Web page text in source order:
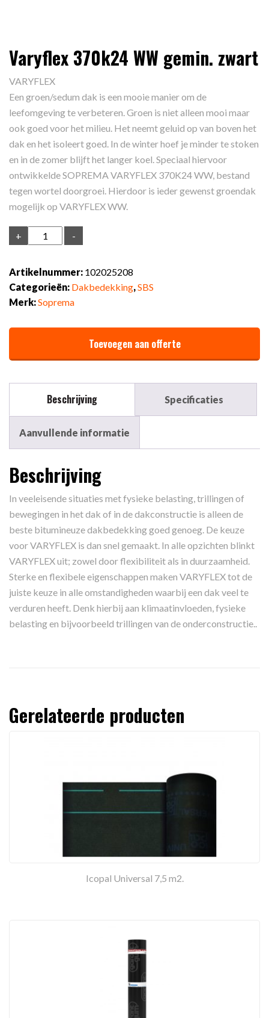
Varyflex 370k24 WW gemin. zwart
VARYFLEX
Een groen/sedum dak is een mooie manier om de
leefomgeving te verbeteren. Groen is niet alleen mooi maar
ook goed voor het milieu. Het neemt geluid op van boven het
dak en het isoleert goed. In de winter hoef je minder te stoken
en in de zomer blijft het langer koel. Speciaal hiervoor
ontwikkelde SOPREMA VARYFLEX 370K24 WW, bestand
tegen wortel doorgroei. Hierdoor is ieder gewenst groendak
mogelijk op VARYFLEX WW.
+
Varyflex
370k24
gemin.
zwart
aantal
-
Artikelnummer: 102025208
Categorieën: Dakbedekking,SBS
Merk:Soprema
Toevoegen aan offerte
Beschrijving Specificaties
Aanvullende informatie
Beschrijving
In veeleisende situaties met fysieke belasting, trillingen of
bewegingen in het dak of in de dakconstructie is alleen de
beste bitumineuze dakbedekking goed genoeg. De keuze
voor VARYFLEX is dan snel gemaakt. In alle opzichten blinkt
VARYFLEX uit; zowel door flexibiliteit als in duurzaamheid.
Sterke en flexibele eigenschappen maken VARYFLEX tot de
juiste keuze in alle omstandigheden waarbij een dak veel te
verduren heeft. Denk hierbij aan klimaatinvloeden, fysieke
belasting en bijvoorbeeld trillingen van de onderconstructie..
Gerelateerde producten
Icopal Universal 7,5 m2.